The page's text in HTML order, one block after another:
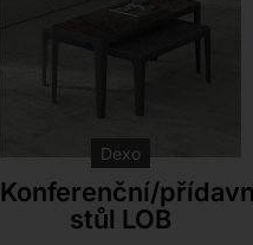
Dexo
Konferenční/
stůl LOB